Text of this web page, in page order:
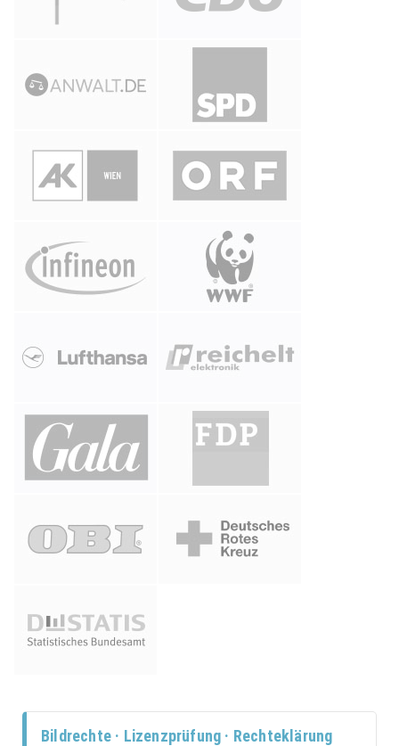
Bildrechte · Lizenzprüfung · Rechteklärung